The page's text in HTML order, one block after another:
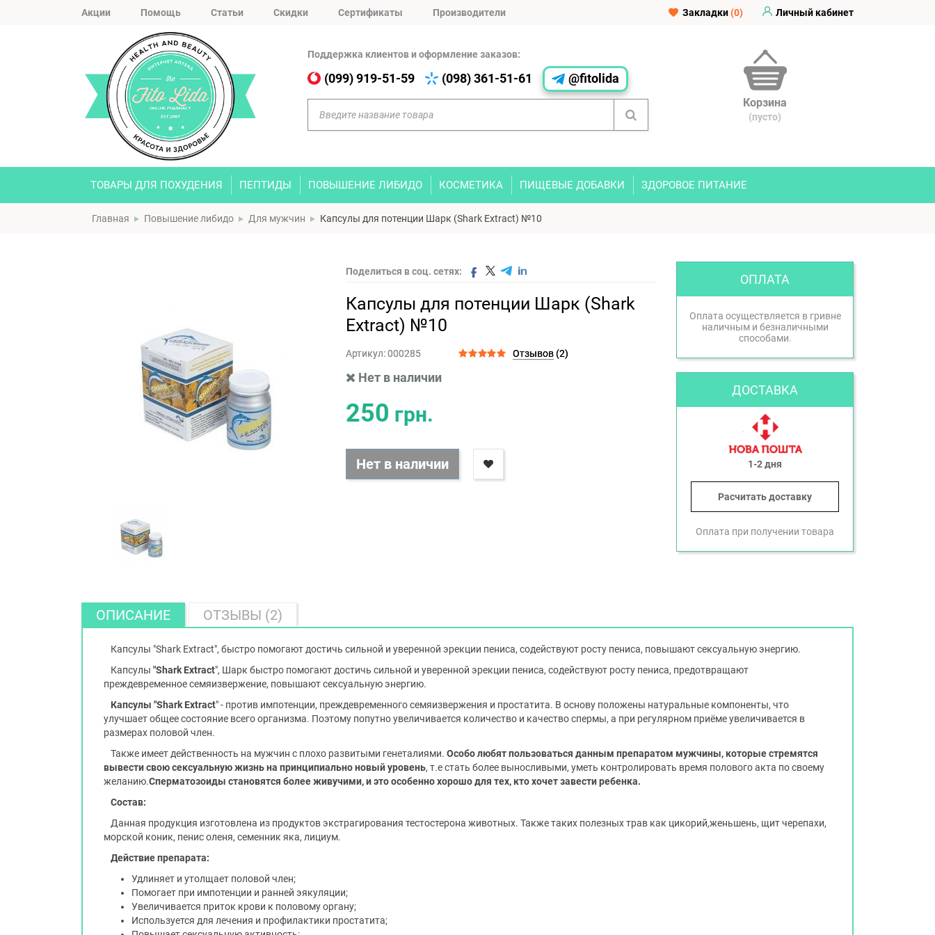
Акции Помощь Статьи Скидки Сертификаты Производители Закладки(0) Личный кабинет
Поддержка клиентов и оформление заказов:
(099) 919-51-59 (098) 361-51-61 @fitolida
Корзина
(пусто)
ТОВАРЫ ДЛЯ ПОХУДЕНИЯ ПЕПТИДЫ ПОВЫШЕНИЕ ЛИБИДО КОСМЕТИКА ПИЩЕВЫЕ ДОБАВКИ ЗДОРОВОЕ ПИТАНИЕ
Главная Повышение либидо Для мужчин Капсулы для потенции Шарк (Shark Extract) №10
Поделиться в соц. сетях:
Капсулы для потенции Шарк (Shark
Extract) №10
Артикул:000285 Отзывов(2)
Нет в наличии
250 грн.
Нет в наличии
ОПЛАТА
Оплата осуществляется в гривне
наличным и безналичными
способами.
ДОСТАВКА
1-2 дня
Расчитать доставку
Оплата при получении товара
ОПИСАНИЕ ОТЗЫВЫ (2)
Капсулы "Shark Extract", быстро помогают достичь сильной и уверенной эрекции пениса, содействуют росту пениса, повышают сексуальную энергию.
Капсулы "SharkExtract", Шарк быстро помогают достичь сильной и уверенной эрекции пениса, содействуют росту пениса, предотвращают
преждевременное семяизвержение, повышают сексуальную энергию.
Капсулы "SharkExtract" - против импотенции, преждевременного семяизвержения и простатита. В основу положены натуральные компоненты, что
улучшает общее состояние всего организма. Поэтому попутно увеличивается количество и качество спермы, а при регулярном приёме увеличивается в
размерах половой член.
Также имеет действенность на мужчин с плохо развитыми генеталиями. Особо любят пользоваться данным препаратом мужчины, которые стремятся
вывести свою сексуальную жизнь на принципиально новый уровень, т.е стать более выносливыми, уметь контролировать время полового акта по своему
желанию.Сперматозоиды становятся более живучими, и это особенно хорошо для тех, кто хочет завести ребенка.
Состав:
Данная продукция изготовлена из продуктов экстрагирования тестостерона животных. Также таких полезных трав как цикорий,женьшень, щит черепахи,
морской коник, пенис оленя, семенник яка, лициум.
Действие препарата:
Удлиняет и утолщает половой член;
Помогает при импотенции и ранней эякуляции;
Увеличивается приток крови к половому органу;
Используется для лечения и профилактики простатита;